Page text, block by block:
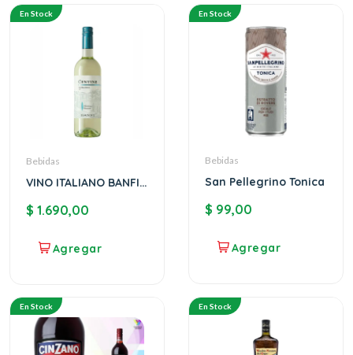
En Stock
Bebidas
VINO ITALIANO BANFI
$ 1.690,00
En Stock
Bebidas
San Pellegrino Tonica
$ 99,00
En Stock En Stock